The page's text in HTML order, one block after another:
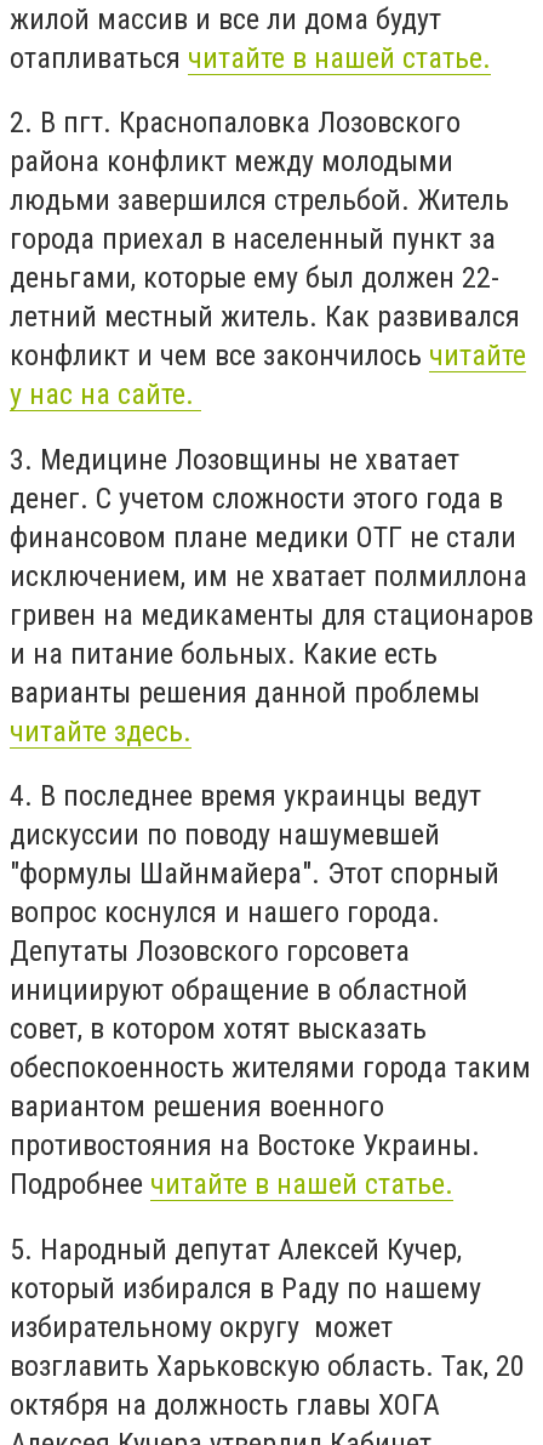
жилой массив и все ли дома будут
отапливаться читайте в нашей статье.
2. В пгт. Краснопаловка Лозовского
района конфликт между молодыми
людьми завершился стрельбой. Житель
города приехал в населенный пункт за
деньгами, которые ему был должен 22-
летний местный житель. Как развивался
конфликт и чем все закончилось читайте
у нас на сайте.
3. Медицине Лозовщины не хватает
денег. С учетом сложности этого года в
финансовом плане медики ОТГ не стали
исключением, им не хватает полмиллона
гривен на медикаменты для стационаров
и на питание больных. Какие есть
варианты решения данной проблемы
читайте здесь.
4. В последнее время украинцы ведут
дискуссии по поводу нашумевшей
"формулы Шайнмайера". Этот спорный
вопрос коснулся и нашего города.
Депутаты Лозовского горсовета
инициируют обращение в областной
совет, в котором хотят высказать
обеспокоенность жителями города таким
вариантом решения военного
противостояния на Востоке Украины.
Подробнее читайте в нашей статье.
5. Народный депутат Алексей Кучер,
который избирался в Раду по нашему
избирательному округу может
возглавить Харьковскую область. Так, 20
октября на должность главы ХОГА